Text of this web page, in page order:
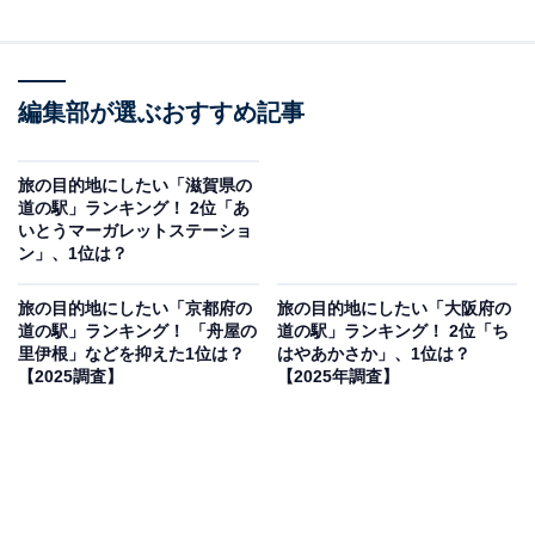
ぴったりな道の駅です。
もできるの結構いいと思います、スタンプもかわいいで
す」（20代女性／千葉県）、「地元産品やカフェも充実
していて、博物館、工芸体験、アート展示などが揃って
いて、ゆっくり過ごせるから」（50代男性／広島県）、
「ご当地の文芸品に興味があるのと、周囲にもたくさん
の観光施設がありとても楽しめそうだと思った」（20代
編集部が選ぶおすすめ記事
旅の目的地にしたい「滋賀県の
道の駅」ランキング！ 2位「あ
いとうマーガレットステーショ
ン」、1位は？
旅の目的地にしたい「京都府の
道の駅」ランキング！ 「舟屋の
里伊根」などを抑えた1位は？
【2025調査】
旅の目的地にしたい「大阪府の
道の駅」ランキング！ 2位「ち
はやあかさか」、1位は？
【2025年調査】